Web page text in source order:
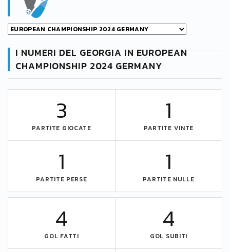
I NUMERI DEL GEORGIA IN EUROPEAN
CHAMPIONSHIP 2024 GERMANY
3
PARTITE GIOCATE
1
PARTITE VINTE
1
PARTITE PERSE
1
PARTITE NULLE
4
GOL FATTI
4
GOL SUBITI